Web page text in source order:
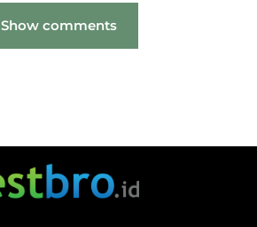
Show comments